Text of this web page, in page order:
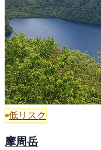
低リスク
摩周岳